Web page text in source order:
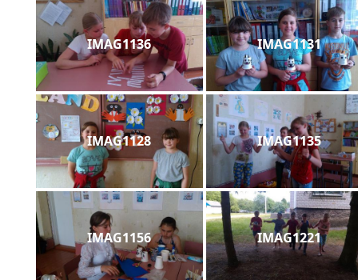
IMAG1136 IMAG1131
IMAG1128 IMAG1135
IMAG1156 IMAG1221